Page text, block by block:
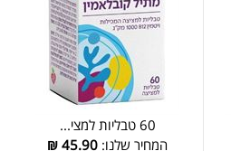
60 טבליות למצי...
המחיר שלנו: 45.90
₪